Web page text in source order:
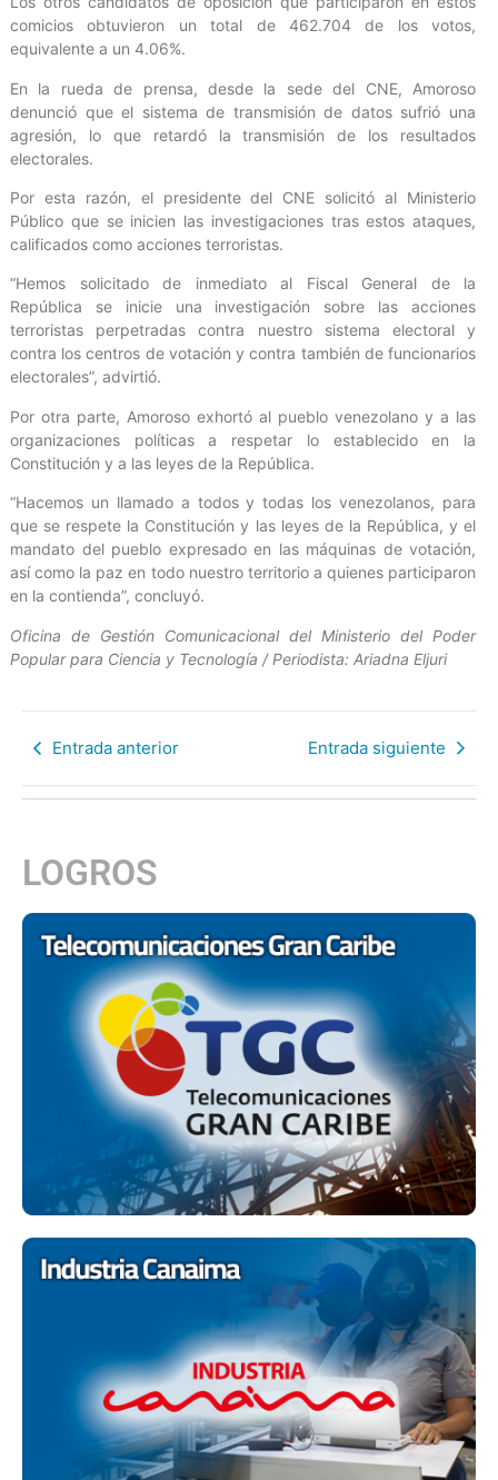
comicios obtuvieron un total de 462.704 de los votos,
equivalente a un 4.06%.
En la rueda de prensa, desde la sede del CNE, Amoroso
denunció que el sistema de transmisión de datos sufrió una
agresión, lo que retardó la transmisión de los resultados
electorales.
Por esta razón, el presidente del CNE solicitó al Ministerio
Público que se inicien las investigaciones tras estos ataques,
calificados como acciones terroristas.
“Hemos solicitado de inmediato al Fiscal General de la
República se inicie una investigación sobre las acciones
terroristas perpetradas contra nuestro sistema electoral y
contra los centros de votación y contra también de funcionarios
electorales”, advirtió.
Por otra parte, Amoroso exhortó al pueblo venezolano y a las
organizaciones políticas a respetar lo establecido en la
Constitución y a las leyes de la República.
“Hacemos un llamado a todos y todas los venezolanos, para
que se respete la Constitución y las leyes de la República, y el
mandato del pueblo expresado en las máquinas de votación,
así como la paz en todo nuestro territorio a quienes participaron
en la contienda”, concluyó.
Oficina de Gestión Comunicacional del Ministerio del Poder
Popular para Ciencia y Tecnología / Periodista: Ariadna Eljuri
Entrada anterior Entrada siguiente
LOGROS